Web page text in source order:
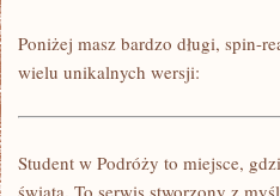
Poniżej masz bardzo długi, spin-
wielu unikalnych wersji:
Student w Podróży to miejsce,
świata. To serwis stworzony z